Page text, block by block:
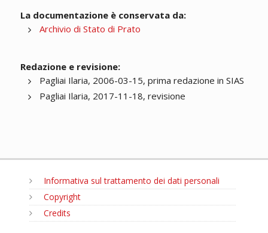
La documentazione è conservata da:
Archivio di Stato di Prato
Redazione e revisione:
Pagliai Ilaria, 2006-03-15, prima redazione in SIAS
Pagliai Ilaria, 2017-11-18, revisione
Informativa sul trattamento dei dati personali
Copyright
Credits